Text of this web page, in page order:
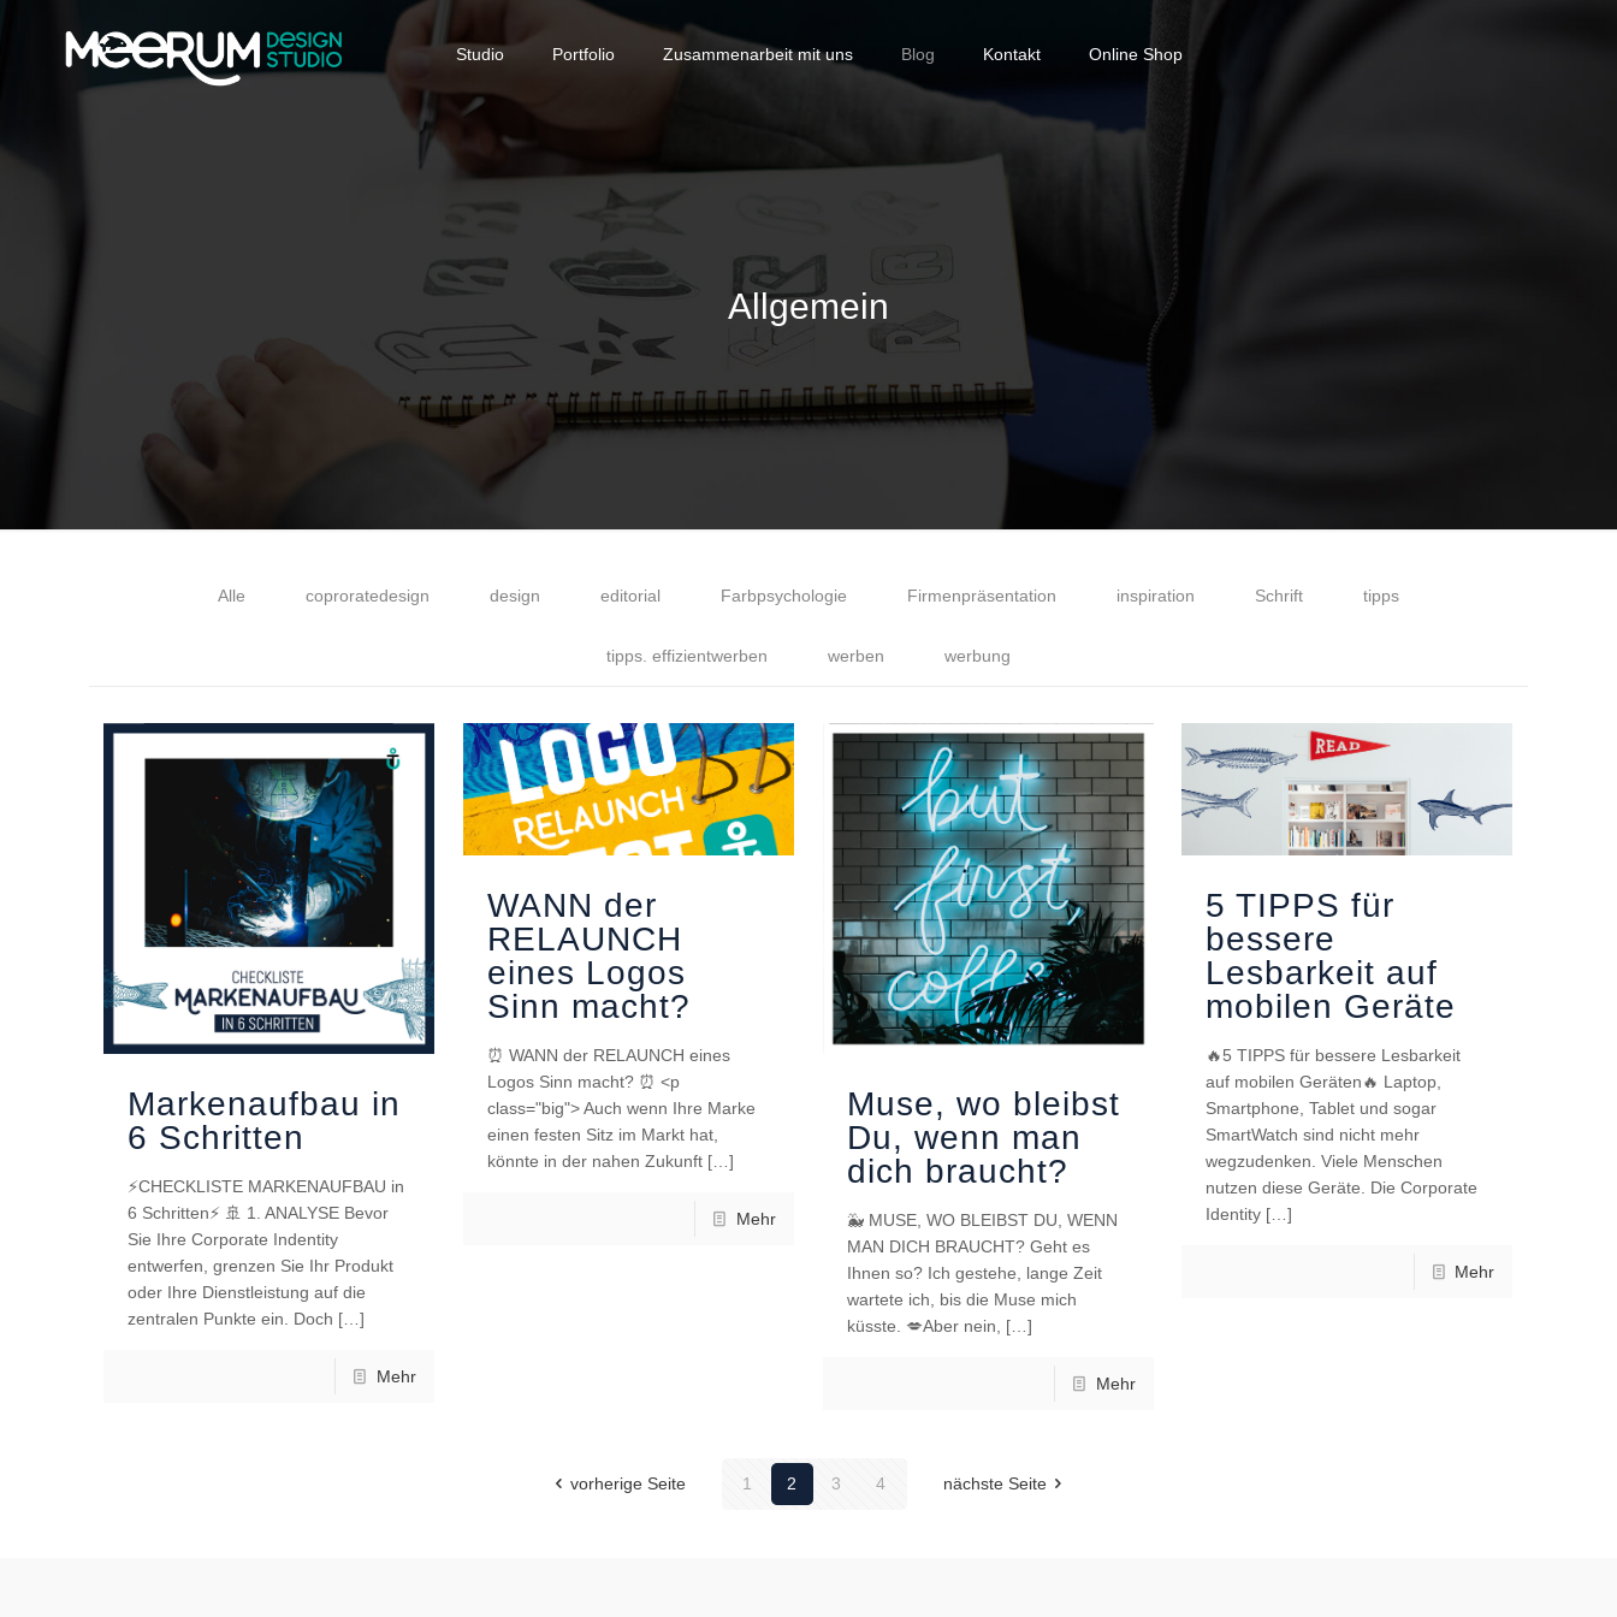
Studio Portfolio Zusammenarbeit mit uns Blog Kontakt Online Shop
Allgemein
Alle coproratedesign design editorial Farbpsychologie Firmenpräsentation inspiration Schrift tipps
tipps. effizientwerben werben werbung
Markenaufbau in
6 Schritten
⚡️CHECKLISTE MARKENAUFBAU in
6 Schritten⚡️ 🚢 1. ANALYSE Bevor
Sie Ihre Corporate Indentity
entwerfen, grenzen Sie Ihr Produkt
oder Ihre Dienstleistung auf die
zentralen Punkte ein. Doch […]
Mehr
WANN der
RELAUNCH
eines Logos
Sinn macht?
⏰ WANN der RELAUNCH eines
Logos Sinn macht? ⏰ <p
class="big"> Auch wenn Ihre Marke
einen festen Sitz im Markt hat,
könnte in der nahen Zukunft[…]
Mehr
Muse, wo bleibst
Du, wenn man
dich braucht?
🐳 MUSE, WO BLEIBST DU, WENN
MAN DICH BRAUCHT? Geht es
Ihnen so? Ich gestehe, lange Zeit
wartete ich, bis die Muse mich
küsste. 💋Aber nein,
[…]
Mehr
5 TIPPS für
bessere
Lesbarkeit auf
mobilen Geräte
🔥5 TIPPS für bessere Lesbarkeit
auf mobilen Geräten🔥 Laptop,
Smartphone, Tablet und sogar
SmartWatch sind nicht mehr
wegzudenken. Viele Menschen
nutzen diese Geräte. Die Corporate
Identity […]
Mehr
vorherige Seite 1 2 3 4 nächste Seite